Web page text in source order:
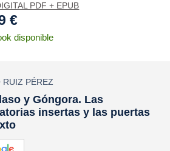
PDF + EPUB
€
disponible
RUIZ PÉREZ
y Góngora. Las
insertas y las puertas